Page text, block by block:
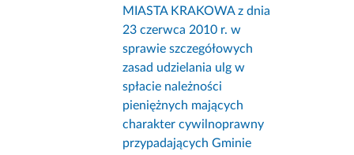
MIASTA KRAKOWA z dnia
23 czerwca 2010 r. w
sprawie szczegółowych
zasad udzielania ulg w
spłacie należności
pieniężnych mających
charakter cywilnoprawny
przypadających Gminie